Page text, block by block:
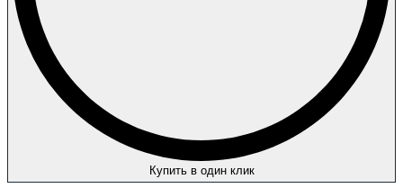
Купить в один клик